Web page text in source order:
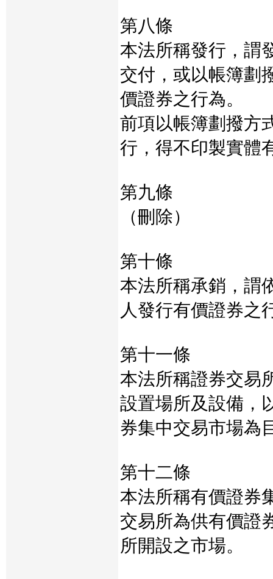
第八條
本法所稱發行，謂
交付，或以帳簿劃
價證券之行為。
前項以帳簿劃撥方
行，得不印製實體
第九條
（刪除）
第十條
本法所稱承銷，謂
人發行有價證券之
第十一條
本法所稱證券交易
設置場所及設備，
券集中交易市場為
第十二條
本法所稱有價證券
交易所為供有價證
所開設之市場。